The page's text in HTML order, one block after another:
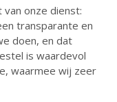
onze dienst:
transparante en
doen, en dat
is waardevol
waarmee wij zeer